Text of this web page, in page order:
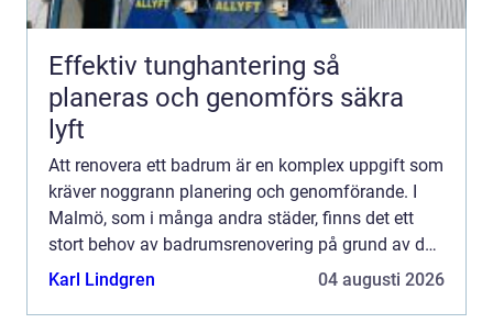
Effektiv tunghantering så
planeras och genomförs säkra
lyft
Att renovera ett badrum är en komplex uppgift som
kräver noggrann planering och genomförande. I
Malmö, som i många andra städer, finns det ett
stort behov av badrumsrenovering på grund av de
äldre byggnaderna...
Karl Lindgren 04 augusti 2026